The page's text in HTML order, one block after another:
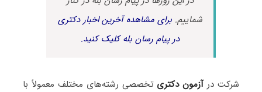
شماییم.برای مشاهده آخرین اخبار دکتری
در پیام رسان بله کلیک کنید.
شرکت درآزمون دکتری تخصصی رشته‌های مختلف معمولاً با